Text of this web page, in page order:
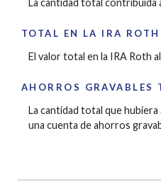
La cantidad total contribuida
TOTAL EN LA IRA
El valor total en la IRA Roth
AHORROS GRAVABLES
La cantidad total que hubiera
una cuenta de ahorros